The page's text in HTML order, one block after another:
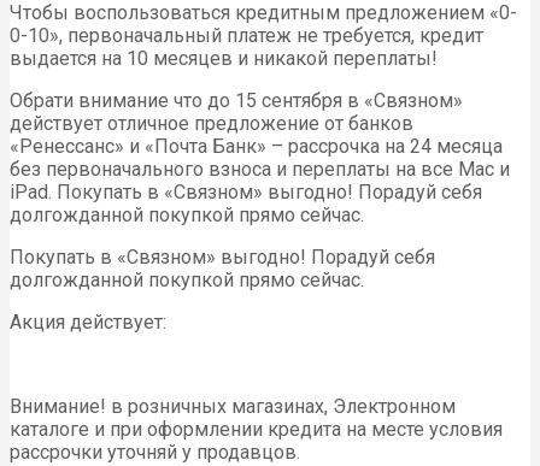
Чтобы воспользоваться кредитным предложением «0-
0-10», первоначальный платеж не требуется, кредит
выдается на 10 месяцев и никакой переплаты!
Обрати внимание что до 15 сентября в «Связном»
действует отличное предложение от банков
«Ренессанс» и «Почта Банк» – рассрочка на 24 месяца
без первоначального взноса и переплаты на все Mac и
iPad. Покупать в «Связном» выгодно! Порадуй себя
долгожданной покупкой прямо сейчас.
Покупать в «Связном» выгодно! Порадуй себя
долгожданной покупкой прямо сейчас.
Акция действует:
Внимание! в розничных магазинах, Электронном
каталоге и при оформлении кредита на месте условия
рассрочки уточняй у продавцов.